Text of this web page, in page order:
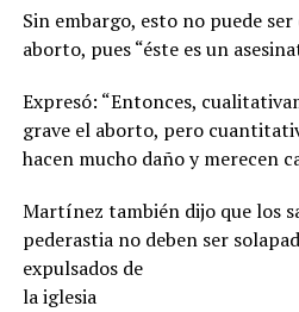
Sin embargo, esto no puede
aborto, pues “éste es un
Expresó: “Entonces,
grave el aborto, pero
hacen mucho daño y merecen
Martínez también dijo que los
pederastia no deben ser
expulsados de
la iglesia